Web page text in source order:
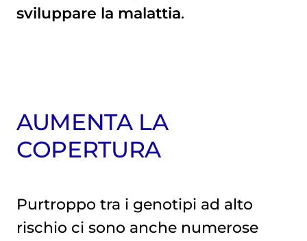
sviluppare la malattia.
AUMENTA LA
COPERTURA
Purtroppo tra i genotipi ad alto
rischio ci sono anche numerose